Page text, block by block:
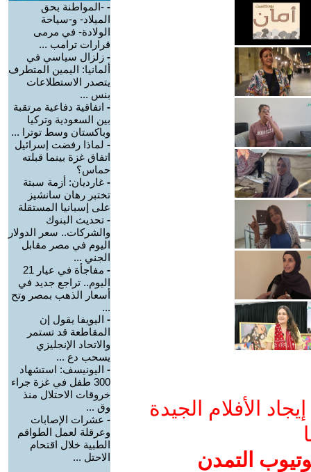
الأفلام الجيدة
التمدن
- -المواطنة بحق
الميلاد- و-سياحة
الولادة- في مرمى
قرارات ترامب ...
- زلزال سياسي في
ألمانيا: اليمين المتطرف
يتصدر الاستطلاعات
بنس ...
- اتفاقية دفاعية مرتقبة
بين السعودية وتركيا
وباكستان وسط توترا ...
- لماذا رفضت إسرائيل
اتفاق غزة بينما قبلته
حماس؟
- غارديان: أزمة سبتة
تختبر رهان سانشيز
على إسبانيا المستقلة
- تحديث البنوك
والشركات.. سعر الدولار
اليوم في مصر مقابل
الجني ...
-
مفاجأة في عيار 21
اليوم.. تراجع جديد في
أسعار الذهب بمصر وتح
...
- اليويفا يقول إن
المقاطعة قد تستمر
والاتحاد الإنجليزي
يسحب دع ...
- اليونيسف: استشهاد
300 طفل في غزة جراء
خروقات الاحتلال منذ
وق ...
- عشرات الإصابات
وعرقلة لعمل الطواقم
الطبية خلال اقتحام
الاحتل ...